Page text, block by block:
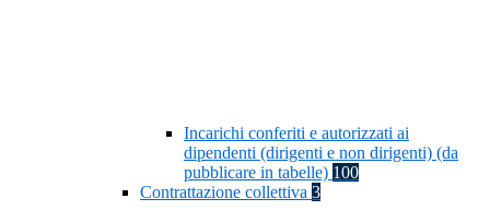
Incarichi conferiti e autorizzati ai
dipendenti (dirigenti e non dirigenti) (da
pubblicare in tabelle) 100
Contrattazione collettiva 3